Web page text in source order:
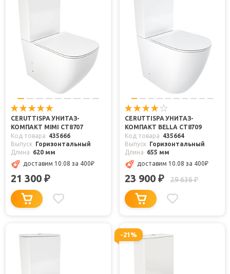
CERUTTISPA УНИТАЗ-
КОМПАКТ MIMI CT8707
Код товара
435666
Выпуск Горизонтальный
Длина
620 мм
доставим 10.08 за 400₽
21 300 ₽
CERUTTISPA УНИТАЗ-
КОМПАКТ BELLA CT8709
Код товара
435664
Выпуск Горизонтальный
Длина
655 мм
доставим 10.08 за 400₽
23 900 ₽ 29 636₽
-21%